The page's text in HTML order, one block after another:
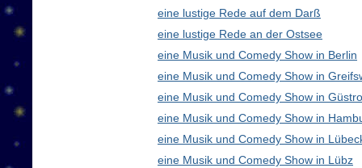
eine lustige Rede auf dem Darß
eine lustige Rede an der Ostsee
eine Musik und Comedy Show in Berlin
eine Musik und Comedy Show in
eine Musik und Comedy Show in
eine Musik und Comedy Show in
eine Musik und Comedy Show in
eine Musik und Comedy Show in Lübz